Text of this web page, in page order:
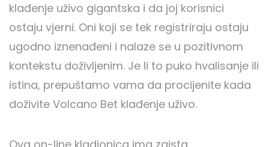
klađenje uživo gigantska i da joj korisnici
ostaju vjerni. Oni koji se tek registriraju ostaju
ugodno iznenađeni i nalaze se u pozitivnom
kontekstu doživljenim. Je li to puko hvalisanje ili
istina, prepuštamo vama da procijenite kada
doživite Volcano Bet klađenje uživo.